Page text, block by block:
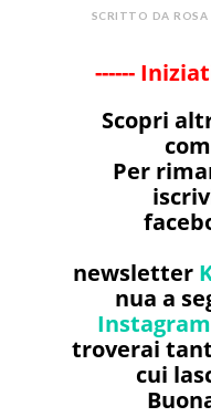
SCRITTO DA
------
Scopri
Per
newsletter
nua a
Instagram
troverai
cui